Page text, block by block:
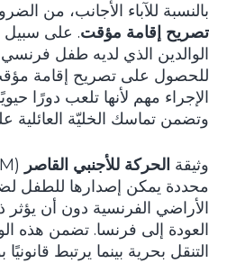
بالنسبة للآباء الأجانب، من
تصريح إقامة مؤقت. على سبيل
الوالدين الذي لديه طفل
للحصول على تصريح إقامة
الإجراء مهم لأنها تلعب دورًا
وتضمن تماسك الخليّة العائلية
وثيقة الحركة للأجنبي القاصر
محددة يمكن إصدارها للطفل
الأراضي الفرنسية دون أن
العودة إلى فرنسا. تضمن هذه
التنقل بحرية بينما يرتبط